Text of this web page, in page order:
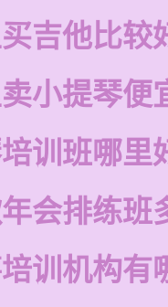
吉他比较
小提琴便
训班哪里
会排练班
训机构有